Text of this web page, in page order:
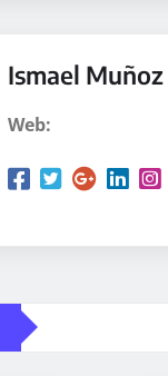
Ismael
Web: